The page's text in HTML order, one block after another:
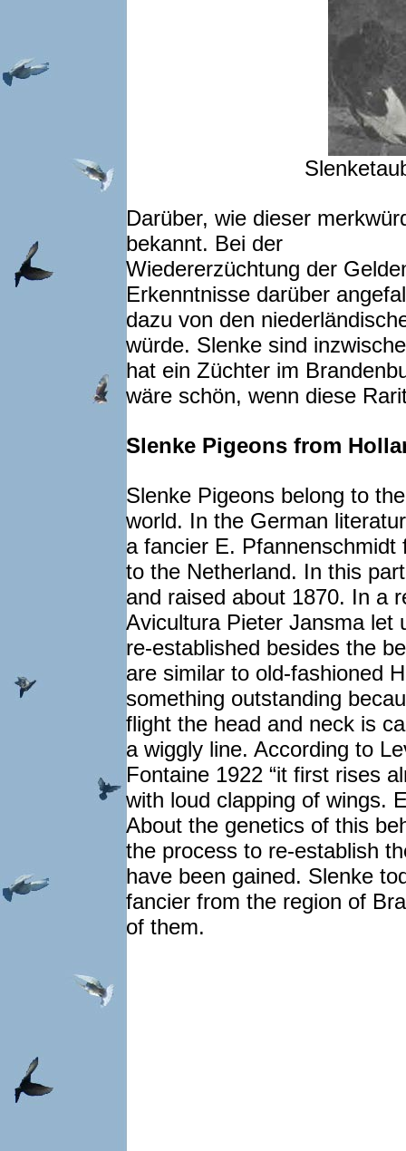
Darüber, wie dieser
bekannt. Bei der
Wiedererzüchtung der
Erkenntnisse darüber
dazu von den
würde. Slenke sind
hat ein Züchter im
wäre schön, wenn diese
Slenke Pigeons from
Slenke Pigeons belong to
world. In the German
a fancier E.
to the Netherland. In this
and raised about 1870. In a
Avicultura Pieter Jansma let
re-established besides the
are similar to old-fashioned
something outstanding
flight the head and neck is
a wiggly line. According to
Fontaine 1922 “it first rises
with loud clapping of wings.
About the genetics of this
the process to re-establish
have been gained. Slenke
fancier from the region of
of them.